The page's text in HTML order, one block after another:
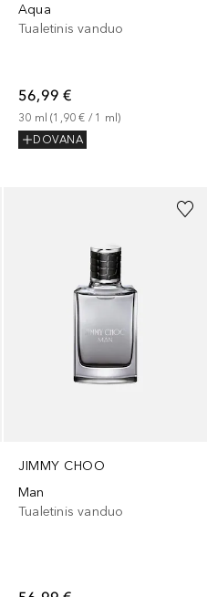
Aqua
Tualetinis vanduo
56,99 €
30 ml (1,90 € / 1 ml)
DOVANA
JIMMY CHOO
Man
Tualetinis vanduo